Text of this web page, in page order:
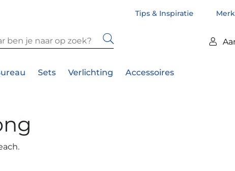
Tips & Inspiratie
Sets Verlichting Accessoires